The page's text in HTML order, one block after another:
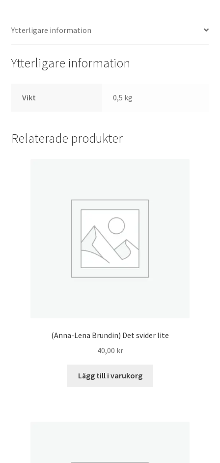
Ytterligare information
Ytterligare information
Vikt 0,5 kg
Relaterade produkter
(Anna-Lena Brundin) Det svider lite
40,00 kr
Lägg till i varukorg